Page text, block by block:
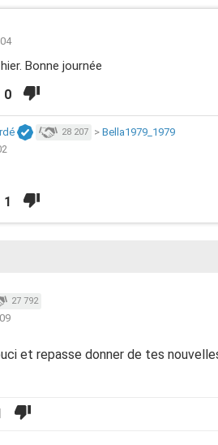
Bonne journée
0
28 207 > Bella1979_1979
1
27 792
et repasse donner de tes